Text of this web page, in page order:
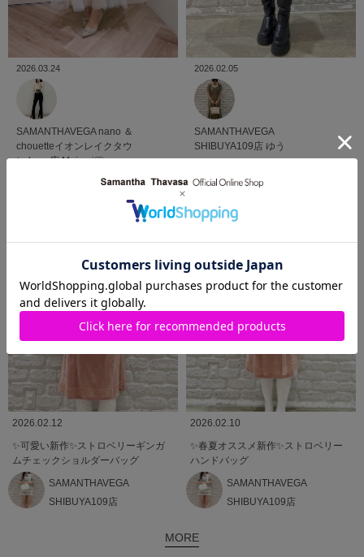
2026.03.24
SAMANTHAVEGA nano ＆
chouetteイオンレイクタウ
ン kaze店 Meimei♡
2026.02.05
SAMANTHAVEGA
SHIBUYA109店 ゆう
VIEW MORE
ショップブログ
2026.02.12
✨可愛い新作✨ストロベリーギンガ
ムチェックショルダーバッグ
SAMANTHAVEGA
SHIBUYA109店
2026.02.10
✨春夏オススメ新作✨ストロベリー
ハンドバッグ
SAMANTHAVEGA
SHIBUYA109店
MORE